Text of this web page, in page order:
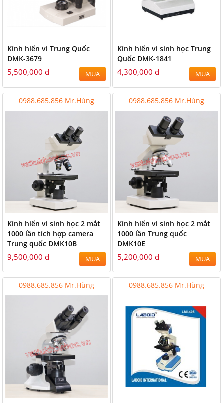
Kính hiển vi Trung Quốc
DMK-3679
5,500,000 đ MUA
Kính hiển vi sinh học Trung
Quốc DMK-1841
4,300,000 đ MUA
0988.685.856 Mr.Hùng
Kính hiển vi sinh học 2 mắt
1000 lần tích hợp camera
Trung quốc DMK10B
9,500,000 đ MUA
0988.685.856 Mr.Hùng
Kính hiển vi sinh học 2 mắt
1000 lần Trung quốc
DMK10E
5,200,000 đ MUA
0988.685.856 Mr.Hùng 0988.685.856 Mr.Hùng